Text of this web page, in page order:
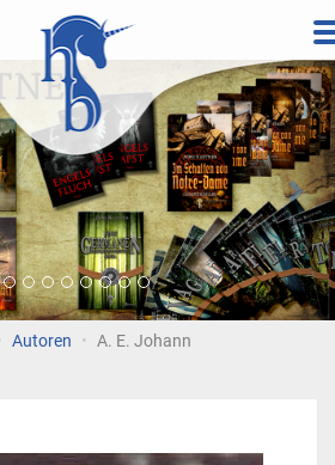
Autoren A. E. Johann